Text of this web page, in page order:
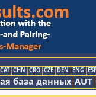
CAT CHN CRO CZE DEN ENG
база данных AUT